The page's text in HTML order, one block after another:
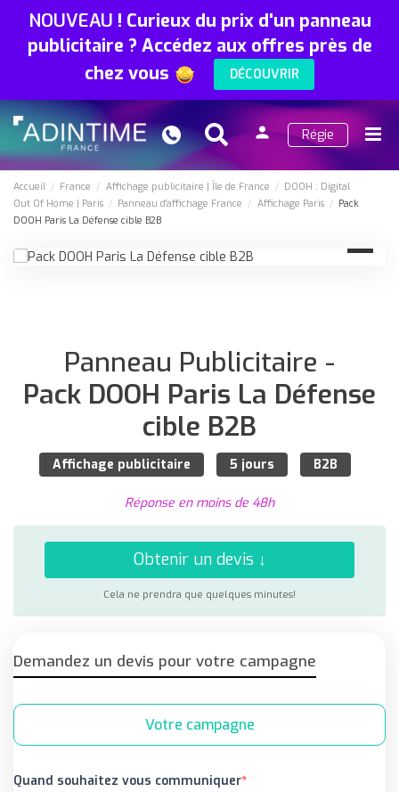
NOUVEAU ! Curieux du prix d'un panneau
publicitaire ? Accédez aux offres près de
chez vous
DÉCOUVRIR
Search
person
Régie
Accueil France Affichage publicitaire Île de France
DOOH : Digital
Out Of Home
Paris Panneau d'affichage France Affichage Paris
Pack
DOOH Paris La Défense cible B2B
Panneau Publicitaire -
Pack DOOH Paris La Défense
cible B2B
Affichage publicitaire 5 jours B2B
Réponse en moins de 48h
Obtenir un devis ↓
Cela ne prendra que quelques minutes!
Demandez un devis pour votre campagne
Votre campagne
Quand souhaitez vous communiquer